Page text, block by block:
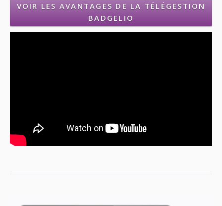
VOIR LES AVANTAGES DE LA TÉLÉGESTION
BADGELIO